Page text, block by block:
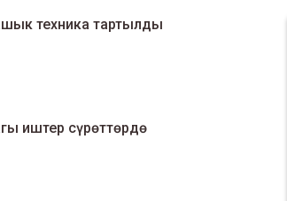
техника тартылды
иштер сүрөттөрдө